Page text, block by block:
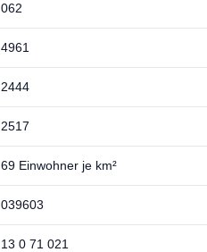
062
4961
2444
2517
69 Einwohner je km²
039603
13 0 71 021